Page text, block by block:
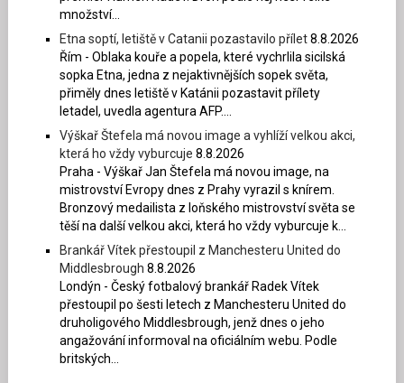
množství...
Etna soptí, letiště v Catanii pozastavilo přílet8.8.2026
Řím - Oblaka kouře a popela, které vychrlila sicilská
sopka Etna, jedna z nejaktivnějších sopek světa,
přiměly dnes letiště v Katánii pozastavit přílety
letadel, uvedla agentura AFP....
Výškař Štefela má novou image a vyhlíží velkou akci,
která ho vždy vyburcuje 8.8.2026
Praha - Výškař Jan Štefela má novou image, na
mistrovství Evropy dnes z Prahy vyrazil s knírem.
Bronzový medailista z loňského mistrovství světa se
těší na další velkou akci, která ho vždy vyburcuje k...
Brankář Vítek přestoupil z Manchesteru United do
Middlesbrough 8.8.2026
Londýn - Český fotbalový brankář Radek Vítek
přestoupil po šesti letech z Manchesteru United do
druholigového Middlesbrough, jenž dnes o jeho
angažování informoval na oficiálním webu. Podle
britských...